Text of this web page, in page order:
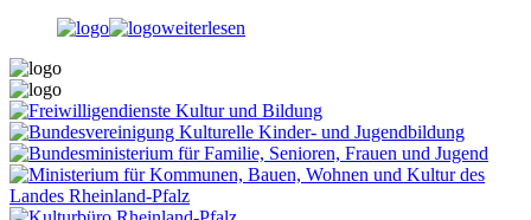
weiterlesen